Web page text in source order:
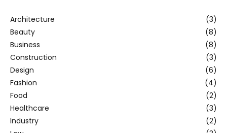
Architecture
(3)
Beauty
(8)
Business
(8)
Construction
(3)
Design
(6)
Fashion
(4)
Food
(2)
Healthcare
(3)
Industry
(2)